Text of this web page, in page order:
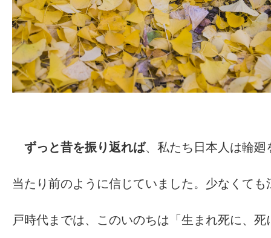
ずっと昔を振り返れば、私たち日本人は輪廻
当たり前のように信じていました。少なくても
戸時代までは、このいのちは「生まれ死に、死